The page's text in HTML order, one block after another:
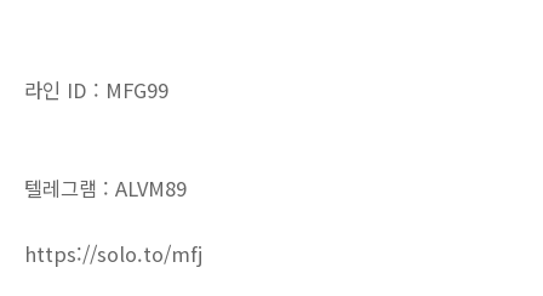
라인 ID : MFG99
텔레그램 : ALVM89
https://solo.to/mfj